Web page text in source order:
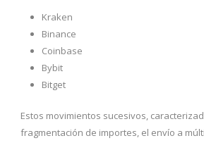
Kraken
Binance
Coinbase
Bybit
Bitget
Estos movimientos sucesivos,
fragmentación de importes, el envío a